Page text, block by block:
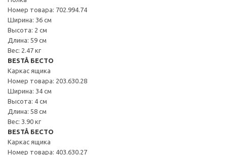
Номер товара: 702.994.74
Ширина: 36 см
Высота: 2 см
Длина: 59 см
Вес: 2.47 кг
BESTÅ БЕСТО
Каркас ящика
Номер товара: 203.630.28
Ширина: 34 см
Высота: 4 см
Длина: 58 см
Вес: 3.90 кг
BESTÅ БЕСТО
Каркас ящика
Номер товара: 403.630.27